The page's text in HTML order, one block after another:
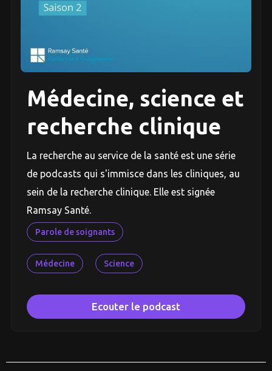
Médecine, science et
recherche clinique
La recherche au service de la santé est une série
de podcasts qui s'immisce dans les cliniques, au
sein de la recherche clinique. Elle est signée
Ramsay Santé.
Parole de soignants
Médecine Science
Ecouter le podcast